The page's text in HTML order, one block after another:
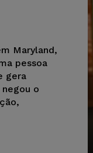
Maryland,
pessoa
gera
o